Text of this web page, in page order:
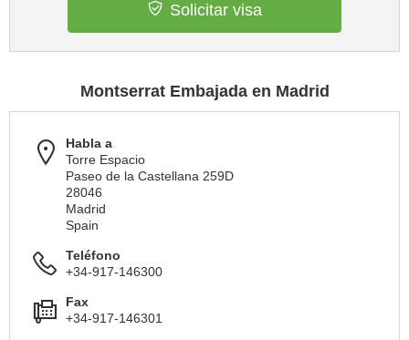
Solicitar visa
Montserrat Embajada en Madrid
Habla a
Torre Espacio
Paseo de la Castellana 259D
28046
Madrid
Spain
Teléfono
+34-917-146300
Fax
+34-917-146301